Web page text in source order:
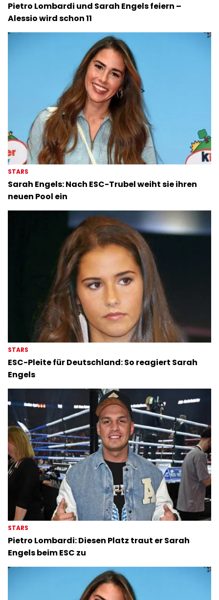
Pietro Lombardi und Sarah Engels feiern –
Alessio wird schon 11
STARS
Sarah Engels: Nach ESC-Trubel weiht sie ihren
neuen Pool ein
STARS
ESC-Pleite für Deutschland: So reagiert Sarah
Engels
STARS
Pietro Lombardi: Diesen Platz traut er Sarah
Engels beim ESC zu